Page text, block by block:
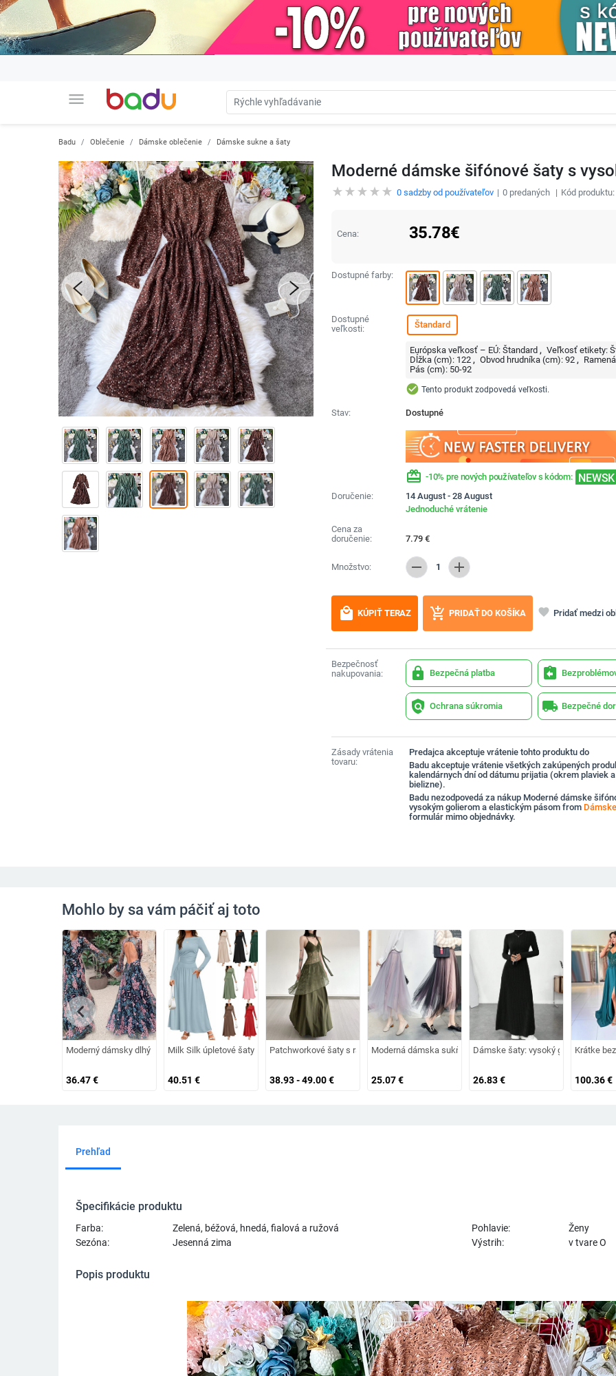
menu
Badu Oblečenie Dámske oblečenie Dámske sukne a šaty
Moderné dámske šifónové šaty s
0sadzby od používateľov 0predaných Kód produktu:
Cena: 35.78€
Dostupné farby:
Dostupné
veľkosti:
Štandard
Európska veľkosť – EÚ: Štandard Veľkosť etikety:
Dĺžka (cm): 122 Obvod hrudníka (cm): 92
Pás (cm): 50-92
check_circle Tento produkt zodpovedá veľkosti.
Stav: Dostupné
redeem -10% pre nových používateľov s kódom: NEWSK
Doručenie:
14 August - 28 August
Jednoduché vrátenie
Cena za
doručenie:
7.79€
Množstvo: remove 1 add
local_mall KÚPIŤ TERAZ add_shopping_cart PRIDAŤ DO KOŠÍKA favorite Pridať medzi
Bezpečnosť
nakupovania:
lock Bezpečná platba assignment_return
policy Ochrana súkromia local_shipping Bezpečné
Zásady vrátenia
tovaru:
Predajca akceptuje vrátenie tohto produktu do
Badu akceptuje vrátenie všetkých zakúpených
kalendárnych dní od dátumu prijatia (okrem plaviek
bielizne).
Badu nezodpovedá za nákup Moderné dámske
vysokým golierom a elastickým pásom from
formulár mimo objednávky.
Mohlo by sa vám páčiť aj toto
Moderný dámsky dlhý model šiat s výstrihom, odhaleným chrbtom a dlhými rukávmi
36.47€
Milk Silk úpletové šaty s guľatým výstrihom, dlhými rukávmi, vysokým pásom, úzky strih
40.51 €
Patchworkové šaty s ramienkami, vintage-retro štýl, V-krk, bez rukávov, vysoký pás
38.93 - 49.00€
Moderná dámska sukňa s tylom, gumou a vysokým pásom
25.07€
Dámske šaty: vysoký golier, A-line,
26.83€
Krátke
100.36€
chevron_left
Prehľad
Špecifikácie produktu
Farba: Zelená, béžová, hnedá, fialová a ružová Pohlavie:
Ženy
Sezóna:
Jesenná zima Výstrih: v tvare O
Popis produktu